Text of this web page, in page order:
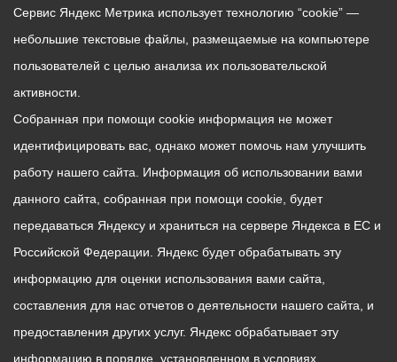
Сервис Яндекс Метрика использует технологию “cookie” —
небольшие текстовые файлы, размещаемые на компьютере
пользователей с целью анализа их пользовательской
активности.
Собранная при помощи cookie информация не может
идентифицировать вас, однако может помочь нам улучшить
работу нашего сайта. Информация об использовании вами
данного сайта, собранная при помощи cookie, будет
передаваться Яндексу и храниться на сервере Яндекса в ЕС и
Российской Федерации. Яндекс будет обрабатывать эту
информацию для оценки использования вами сайта,
составления для нас отчетов о деятельности нашего сайта, и
предоставления других услуг. Яндекс обрабатывает эту
информацию в порядке, установленном в условиях